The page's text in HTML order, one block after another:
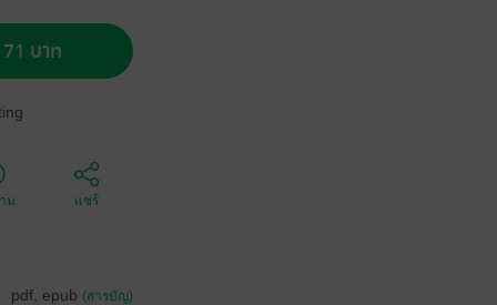
บาท
ม แชร์
pdf, epub (สารบัญ)